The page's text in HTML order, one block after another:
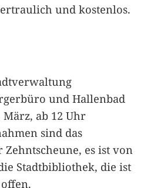
und kostenlos.
und Hallenbad
März, ab 12 Uhr
sind das
es ist von
Stadtbibliothek, die ist